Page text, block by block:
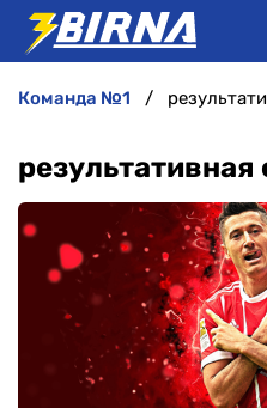
АНАЛІТИКА
ІНТЕРВ'Ю
РІЗНЕ
БУКМЕКЕРИ
команда №1
результативная